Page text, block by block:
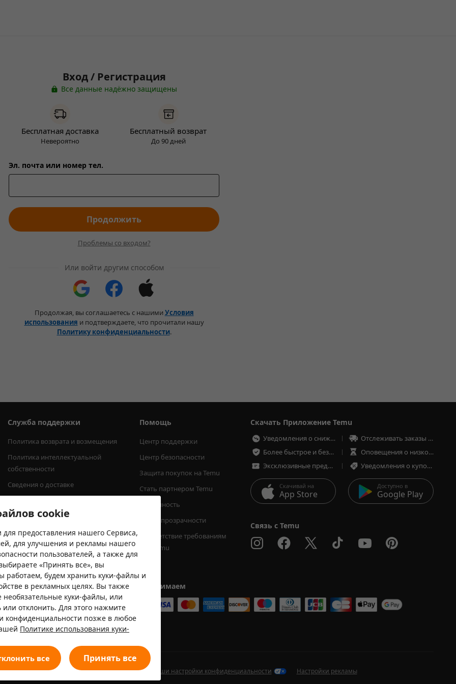
Вход / Регистрация
Все данные надёжно защищены
Бесплатная доставка
Невероятно
Бесплатный возврат
До 90 дней
Эл. почта или номер тел.
Продолжить
Проблемы со входом?
Или войти другим способом
Продолжая, вы соглашаетесь с нашими Условия
использования и подтверждаете, что прочитали нашу
Политику конфиденциальности.
Служба поддержки
Политика возврата и возмещения
Политика интеллектуальной
собственности
Сведения о доставке
продукции
активности
Минимальная сумма заказа
Помощь
Центр поддержки
Центр безопасности
Защита покупок на Temu
Стать партнером Temu
Доступность
Центр прозрачности
Соответствие требованиям
EPR Temu
Скачать Приложение Temu
Уведомления о снижении цен
Отслеживать заказы в любое время
Более быстрое и безопасное оформление заказа
Оповещения о низком запасе товаров
Эксклюзивные предложения
Уведомления о купонах и предложениях
Скачивай на
App Store
Доступно в
Google Play
Связь с Temu
Мы принимаем
Политика конфиденциальности Ваши настройки конфиденциальности Настройки рекламы
cookie
предоставления нашего Сервиса,
для улучшения и рекламы нашего
пользователей, а также для
«Принять все», вы
будем хранить куки-файлы и
в рекламных целях. Вы также
необязательные куки-файлы, или
отклонить. Для этого нажмите
конфиденциальности позже в любое
Политике использования куки-
все Принять все